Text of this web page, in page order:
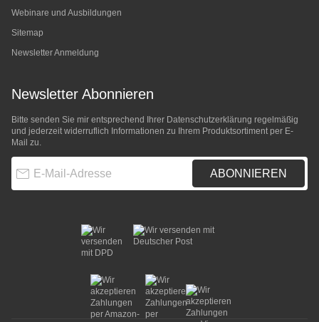
Webinare und Ausbildungen
Sitemap
Newsletter Anmeldung
Newsletter Abonnieren
Bitte senden Sie mir entsprechend Ihrer Datenschutzerklärung regelmäßig
und jederzeit widerruflich Informationen zu Ihrem Produktsortiment per E-
Mail zu.
ABONNIEREN